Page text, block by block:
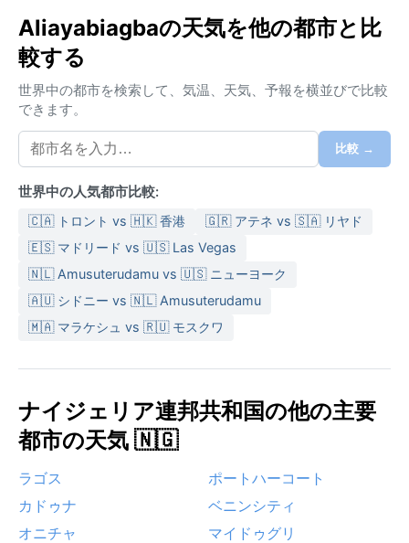
Aliayabiagbaの天気を他の都市と比
較する
世界中の都市を検索して、気温、天気、予報を横並びで比較
できます。
比較 →
世界中の人気都市比較:
🇨🇦 トロント vs 🇭🇰 香港
🇬🇷 アテネ vs 🇸🇦 リヤド
🇪🇸 マドリード vs 🇺🇸 Las Vegas
🇳🇱 Amusuterudamu vs 🇺🇸 ニューヨーク
🇦🇺 シドニー vs 🇳🇱 Amusuterudamu
🇲🇦 マラケシュ vs 🇷🇺 モスクワ
ナイジェリア連邦共和国の他の主要
都市の天気 🇳🇬
ラゴス
ポートハーコート
カドゥナ
ベニンシティ
オニチャ
マイドゥグリ